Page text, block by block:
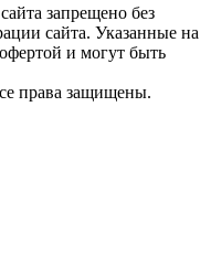
запрещено без
сайта. Указанные на
и могут быть
права защищены.